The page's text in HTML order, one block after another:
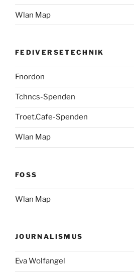
Wlan Map
FEDIVERSETECHNIK
Fnordon
Tchncs-Spenden
Troet.Cafe-Spenden
Wlan Map
FOSS
Wlan Map
JOURNALISMUS
Eva Wolfangel